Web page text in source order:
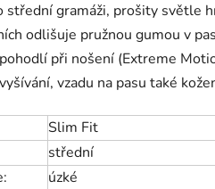
střední gramáži, prošity světle
odlišuje pružnou gumou v
při nošení (Extreme
vyšívání, vzadu na pasu také
Slim Fit
střední
úzké